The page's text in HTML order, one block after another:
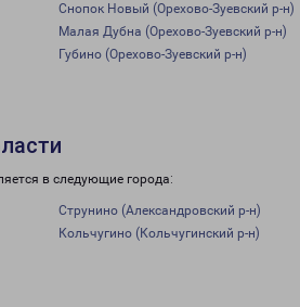
Снопок Новый (Орехово-Зуевский р-н)
Малая Дубна (Орехово-Зуевский р-н)
Губино (Орехово-Зуевский р-н)
в следующие города:
Струнино (Александровский р-н)
Кольчугино (Кольчугинский р-н)